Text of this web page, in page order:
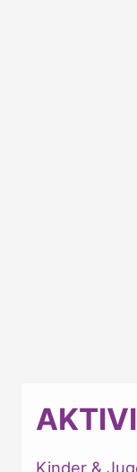
Kinder &